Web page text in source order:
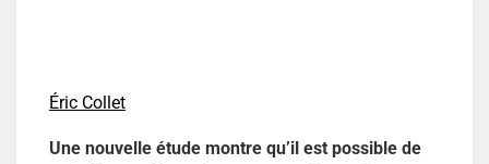
Éric Collet
Une nouvelle étude montre qu’il est possible de